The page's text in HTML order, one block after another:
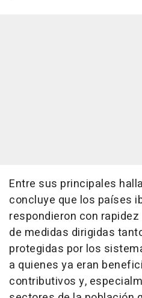
Entre sus principales
concluye que los países
respondieron con
de medidas dirigidas
protegidas por los
a quienes ya eran
contributivos y,